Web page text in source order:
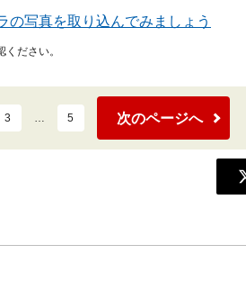
の写真を取り込んでみましょう
ださい。
3 … 5 次のページへ